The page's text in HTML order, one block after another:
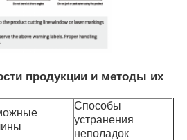
продукции и методы их
Способы
устранения
неполадок